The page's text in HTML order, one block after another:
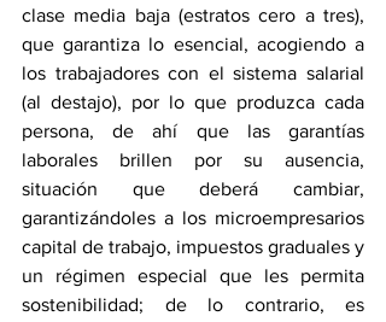
clase media baja (estratos cero a tres),
que garantiza lo esencial, acogiendo a
los trabajadores con el sistema salarial
(al destajo), por lo que produzca cada
persona, de ahí que las garantías
laborales brillen por su ausencia,
situación que deberá cambiar,
garantizándoles a los microempresarios
capital de trabajo, impuestos graduales y
un régimen especial que les permita
sostenibilidad; de lo contrario, es